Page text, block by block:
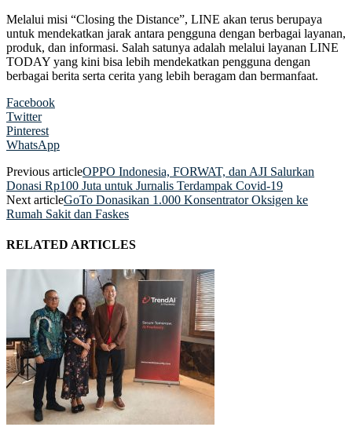
Melalui misi “Closing the Distance”, LINE akan terus berupaya
untuk mendekatkan jarak antara pengguna dengan berbagai layanan,
produk, dan informasi. Salah satunya adalah melalui layanan LINE
TODAY yang kini bisa lebih mendekatkan pengguna dengan
berbagai berita serta cerita yang lebih beragam dan bermanfaat.
Facebook
Twitter
Pinterest
WhatsApp
Previous articleOPPO Indonesia, FORWAT, dan AJI Salurkan
Donasi Rp100 Juta untuk Jurnalis Terdampak Covid-19
Next articleGoTo Donasikan 1.000 Konsentrator Oksigen ke
Rumah Sakit dan Faskes
RELATED ARTICLES